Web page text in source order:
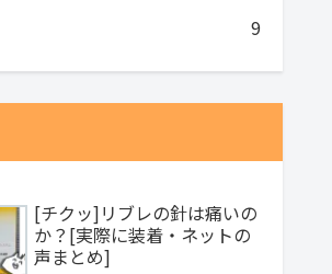
9
[チクッ]リブレの針は痛いの
か？[実際に装着・ネットの
声まとめ]